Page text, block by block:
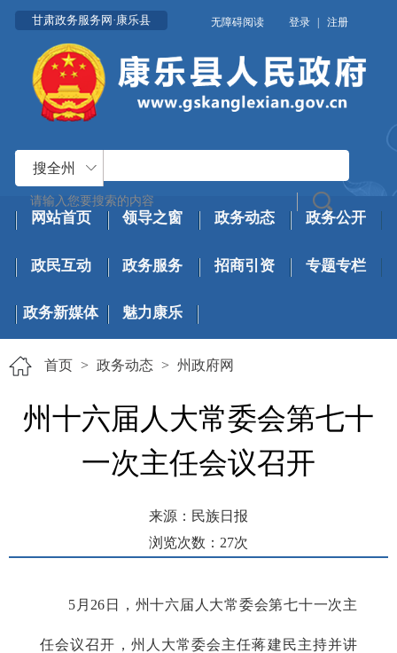
甘肃政务服务网·康乐县 无障碍阅读 登录 | 注册
搜全州
网站首页 领导之窗 政务动态 政务公开
政民互动 政务服务 招商引资 专题专栏
政务新媒体 魅力康乐
首页 > 政务动态 > 州政府网
州十六届人大常委会第七十
一次主任会议召开
来源：民族日报
浏览次数： 27次
5月26日，州十六届人大常委会第七十一次主
任会议召开，州人大常委会主任蒋建民主持并讲